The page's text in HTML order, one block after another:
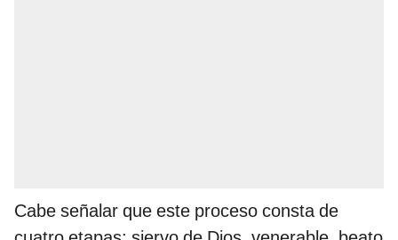
Cabe señalar que este proceso consta de